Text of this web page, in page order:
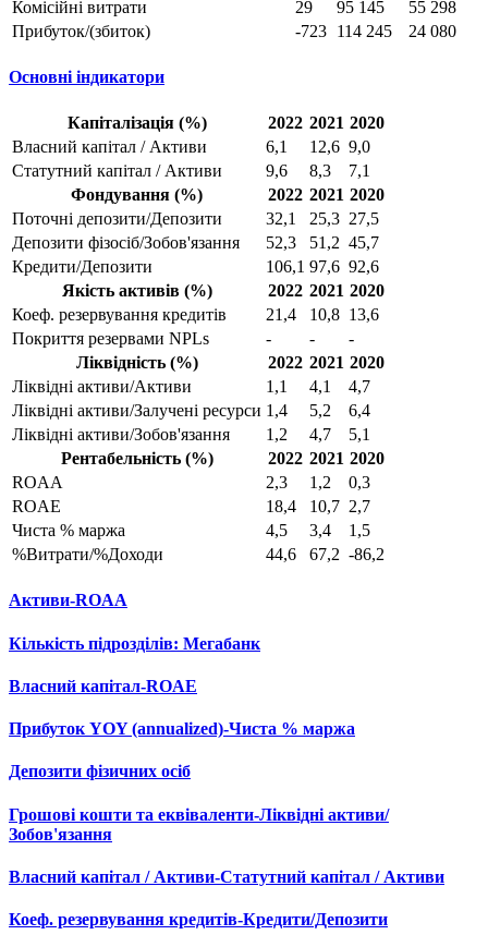
Комісійні витрати
29 95 145
55 298
Прибуток/(збиток)
-723 114 245 24 080
Основні індикатори
Капіталізація (%) 2022 2021 2020
Власний капітал / Активи
6,1 12,6 9,0
Статутний капітал / Активи
9,6 8,3
7,1
Фондування (%)
2022 2021 2020
Поточні депозити/Депозити
32,1 25,3 27,5
Депозити фізосіб/Зобов'язання
52,3 51,2 45,7
Кредити/Депозити
106,1 97,6 92,6
Якість активів (%)
2022 2021 2020
Коеф. резервування кредитів
21,4 10,8 13,6
Покриття резервами NPLs
- -
-
Ліквідність (%)
2022 2021 2020
Ліквідні активи/Активи
1,1 4,1
4,7
Ліквідні активи/Залучені ресурси 1,4 5,2
6,4
Ліквідні активи/Зобов'язання
1,2 4,7
5,1
Рентабельність (%)
2022 2021 2020
ROAA
2,3 1,2
0,3
ROAE
18,4 10,7 2,7
Чиста % маржа
4,5 3,4
1,5
%Витрати/%Доходи
44,6 67,2 -86,2
Активи-ROAA
Кількість підрозділів: Мегабанк
Власний капітал-ROAE
Прибуток YOY (annualized)-Чиста % маржа
Депозити фізичних осіб
Грошові кошти та еквіваленти-Ліквідні активи/
Зобов'язання
Власний капітал / Активи-Статутний капітал / Активи
Коеф. резервування кредитів-Кредити/Депозити